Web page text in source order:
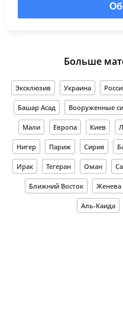
Больше
Эксклюзив Украина
Башар Асад Вооруженные
Мали Европа Киев
Нигер Париж Сирия
Ирак Тегеран Оман
Ближний Восток Женева
Аль-Каида